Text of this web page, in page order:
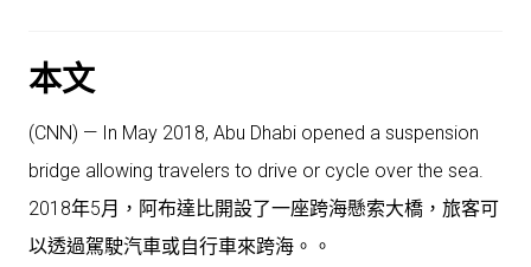
本文
(CNN) — In May 2018, Abu Dhabi opened a suspension
bridge allowing travelers to drive or cycle over the sea.
2018年5月，阿布達比開設了一座跨海懸索大橋，旅客可
以透過駕駛汽車或自行車來跨海。。